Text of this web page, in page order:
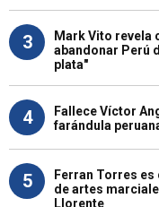
3
Mark Vito revela
abandonar Perú
plata"
4
Fallece Víctor
farándula
5
Ferran Torres
de artes
Llorente